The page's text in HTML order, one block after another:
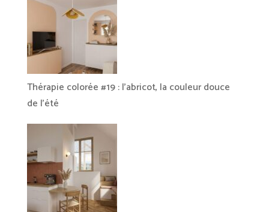
Thérapie colorée #19 : l’abricot, la couleur douce
de l’été